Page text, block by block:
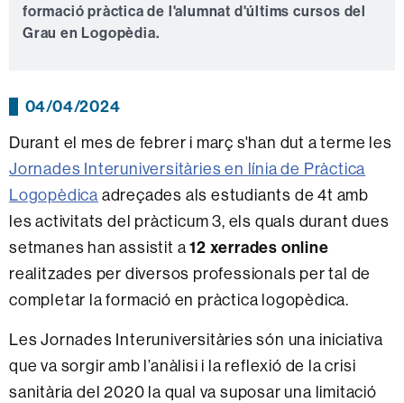
formació pràctica de l'alumnat d'últims cursos del
Grau en Logopèdia.
04/04/2024
Durant el mes de febrer i març s'han dut a terme les
Jornades Interuniversitàries en línia de Pràctica
Logopèdica adreçades als estudiants de 4t amb
les activitats del pràcticum 3, els quals durant dues
setmanes han assistit a12 xerrades online
realitzades per diversos professionals per tal de
completar la formació en pràctica logopèdica.
Les Jornades Interuniversitàries són una iniciativa
que va sorgir amb l’anàlisi i la reflexió de la crisi
sanitària del 2020 la qual va suposar una limitació